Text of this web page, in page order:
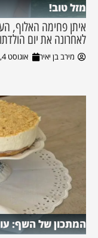
מזל טוב!
איתן פחימה האלוף,
לאחרונה את יום הולדתו
מירב בן יאיר אוגוסט 4, 2026
המתכון של השף: